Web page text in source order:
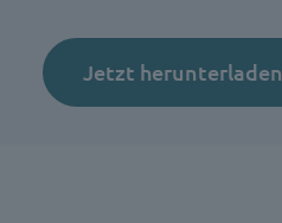
Jetzt herunterladen